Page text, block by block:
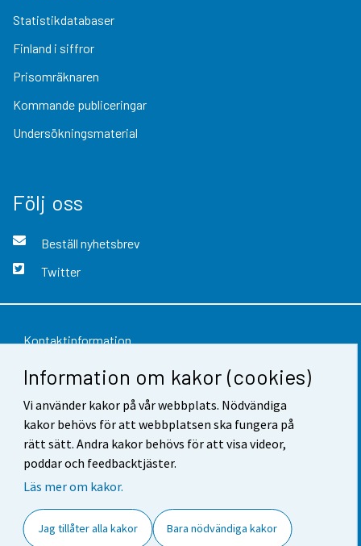
Information om kakor (cookies)
Vi använder kakor på vår webbplats. Nödvändiga
kakor behövs för att webbplatsen ska fungera på
rätt sätt. Andra kakor behövs för att visa videor,
poddar och feedbacktjäster.
Läs mer om kakor.
Jag tillåter alla kakor Bara nödvändiga kakor
Statistikdatabaser
Finland i siffror
Prisomräknaren
Kommande publiceringar
Undersökningsmaterial
Följ oss
Beställ nyhetsbrev
Twitter
Kontaktinformation
Respons
Användarvillkor
Dataskydd
Tillgänglighet
Cookie-inställningar